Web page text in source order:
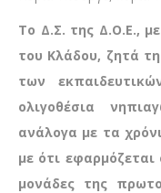
Το Δ.Σ. της Δ.Ο.Ε.,
του Κλάδου, ζητά τη
των
ολιγοθέσια
ανάλογα με τα
με ότι εφαρμόζεται
μονάδες της